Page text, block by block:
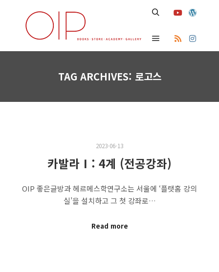
Main menu
TAG ARCHIVES: 로고스
2023-06-13
카발라Ⅰ: 4계 (전공강좌)
OIP 좋은글방과 헤르메스학연구소는 서울에 ‘플랫홈 강의
실’을 설치하고 그 첫 강좌로…
Read more